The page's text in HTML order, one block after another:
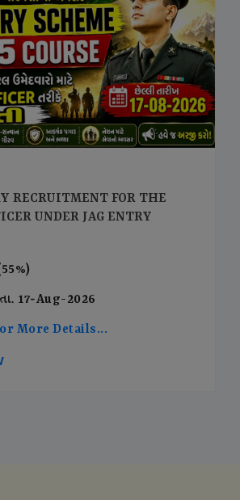
RECRUITMENT FOR THE
UNDER JAG ENTRY
17-Aug-2026
More Details...